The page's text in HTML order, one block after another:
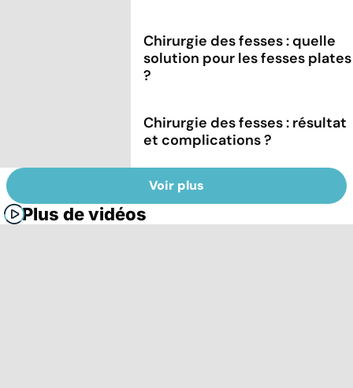
Chirurgie des fesses : quelle
solution pour les fesses plates
?
Chirurgie des fesses : résultat
et complications ?
Voir plus
Plus de vidéos